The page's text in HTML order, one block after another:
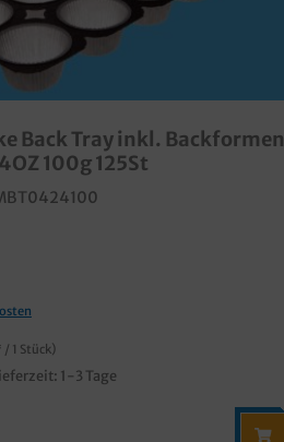
Back Tray inkl. Backformen
100g 125St
/ 1 Stück)
1-3 Tage